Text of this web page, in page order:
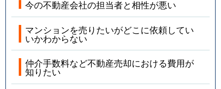
角五郎
3,200万円
川内(宮城)
角五郎
2,700万円
北四番丁
角五郎
1,700万円
国際センター(宮城)
東照宮
今の不動産会社の担当者と相性が悪い
マンションを売りたいがどこに依頼してい
いかわからない
仲介手数料など不動産売却における費用が
知りたい